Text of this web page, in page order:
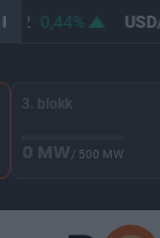
0,44% USD/
3. blokk
0 MW/ 500 MW